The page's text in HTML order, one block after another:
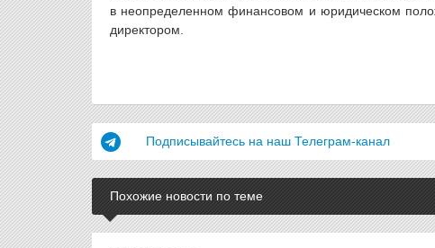
в неопределенном финансовом и юридическом
директором.
Подписывайтесь на наш Телеграм-канал
Похожие новости по теме